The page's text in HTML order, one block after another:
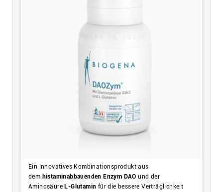
Ein innovatives Kombinationsprodukt aus
dem histaminabbauenden Enzym DAO und der
AminosäureL-Glutamin für die bessere Verträglichkeit